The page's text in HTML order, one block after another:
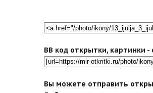
BB код открытки, картинки
Вы можете отправить